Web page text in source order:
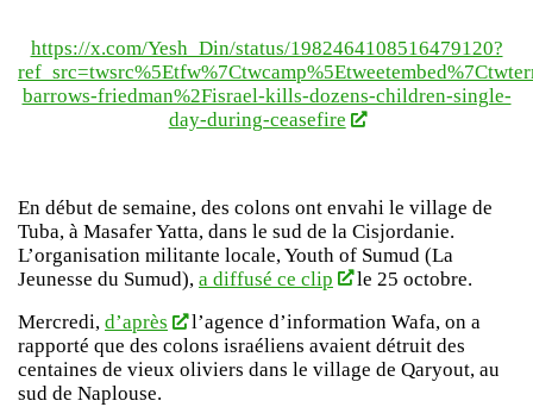
https://x.com/Yesh_Din/status/1982464108516479120?
barrows-friedman%2Fisrael-kills-dozens-children-single-
day-during-ceasefire
En début de semaine, des colons ont envahi le village de
Tuba, à Masafer Yatta, dans le sud de la Cisjordanie.
L’organisation militante locale, Youth of Sumud (La
Jeunesse du Sumud), a diffusé ce clip
le 25 octobre.
Mercredi, d’après
l’agence d’information Wafa, on a
rapporté que des colons israéliens avaient détruit des
centaines de vieux oliviers dans le village de Qaryout, au
sud de Naplouse.